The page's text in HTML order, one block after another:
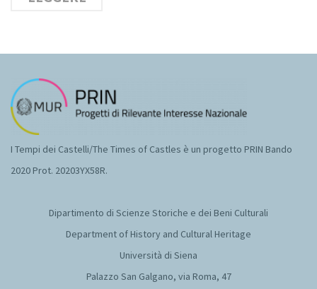
I Tempi dei Castelli/The Times of Castles è un progetto PRIN Bando
2020 Prot. 20203YX58R.
Dipartimento di Scienze Storiche e dei Beni Culturali
Department of History and Cultural Heritage
Università di Siena
Palazzo San Galgano, via Roma, 47